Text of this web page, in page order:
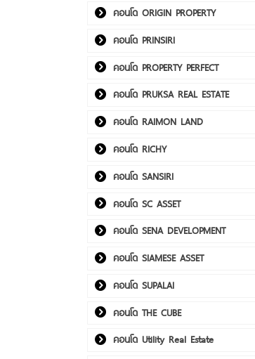
คอนโด ORIGIN PROPERTY
คอนโด PRINSIRI
คอนโด PROPERTY PERFECT
คอนโด PRUKSA REAL ESTATE
คอนโด RAIMON LAND
คอนโด RICHY
คอนโด SANSIRI
คอนโด SC ASSET
คอนโด SENA DEVELOPMENT
คอนโด SIAMESE ASSET
คอนโด SUPALAI
คอนโด THE CUBE
คอนโด Utility Real Estate